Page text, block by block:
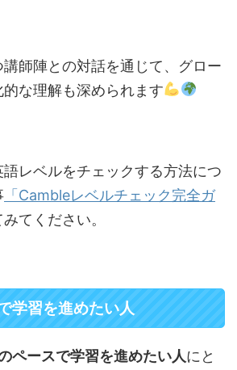
師陣との対話を通じて、グロー
な理解も深められます
語レベルをチェックする方法につ
「Cambleレベルチェック完全ガ
てください。
学習を進めたい人
ペースで学習を進めたい人にと